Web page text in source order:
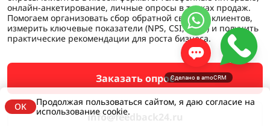
онлайн-анкетирование, личные опросы в точках продаж.
Помогаем организовать сбор обратной связи от клиентов,
измерить ключевые показатели (NPS, CSI, CSAT) и получить
практические рекомендации для роста бизнеса.
Заказать опрос
info@feedback24.ru
OK
Продолжая пользоваться сайтом, я даю согласие на
использование cookie.
Сделано в amoCRM